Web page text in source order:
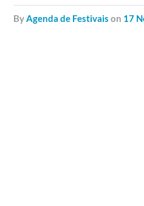
byAgenda de Festivais on 17